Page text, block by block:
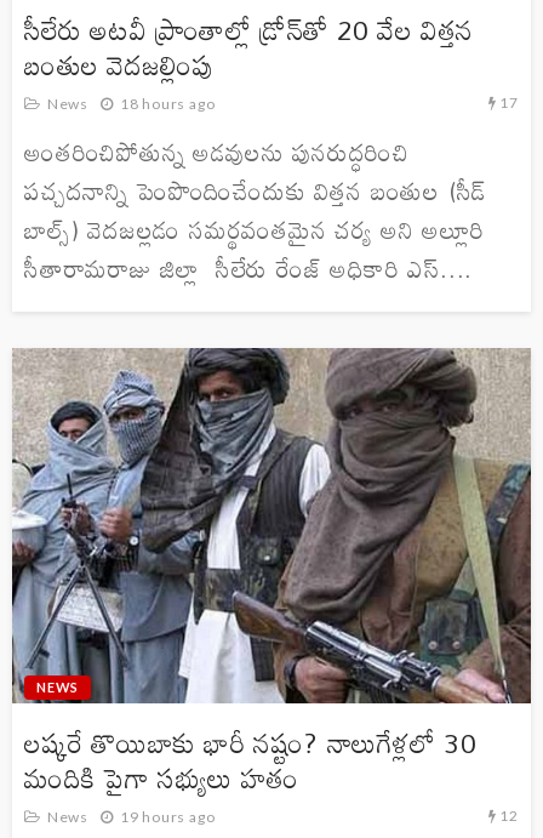
సీలేరు అటవీ ప్రాంతాల్లో డ్రోన్‌తో 20 వేల విత్తన
బంతుల వెదజల్లింపు
News 18 hours ago 17
అంతరించిపోతున్న అడవులను పునరుద్ధరించి
పచ్చదనాన్ని పెంపొందించేందుకు విత్తన బంతుల (సీడ్
బాల్స్) వెదజల్లడం సమర్థవంతమైన చర్య అని అల్లూరి
సీతారామరాజు జిల్లా సీలేరు రేంజ్ అధికారి ఎస్....
NEWS
లష్కరే తొయిబాకు భారీ నష్టం? నాలుగేళ్లలో 30
మందికి పైగా సభ్యులు హతం
News 19 hours ago 12